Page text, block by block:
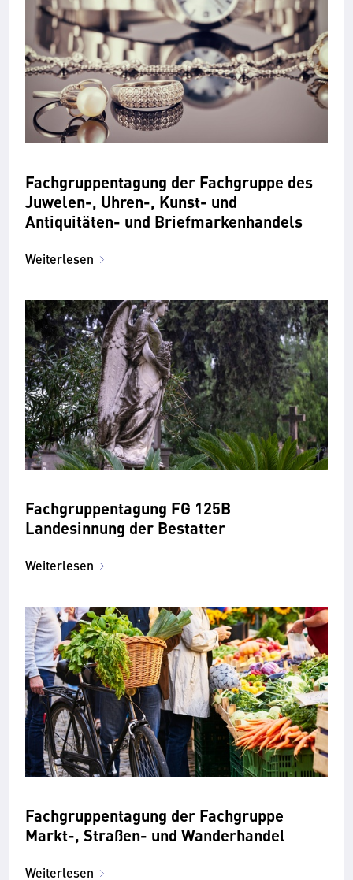
Fachgruppentagung der Fachgruppe des
Juwelen-, Uhren-, Kunst- und
Antiquitäten- und Briefmarkenhandels
Weiterlesen
Fachgruppentagung FG 125B
Landesinnung der Bestatter
Weiterlesen
Fachgruppentagung der Fachgruppe
Markt-, Straßen- und Wanderhandel
Weiterlesen